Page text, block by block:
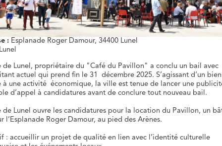
: Esplanade Roger Damour, 34400 Lunel
de Lunel, propriétaire du "Café du Pavillon" a conclu un bail avec
actuel qui prend fin le 31 décembre 2025. S’agissant d’un bien
à une activité économique, la ville est tenue de lancer une
d’appel à candidatures avant de conclure tout nouveau bail.
de Lunel ouvre les candidatures pour la location du Pavillon, un
l’Esplanade Roger Damour, au pied des Arènes.
: accueillir un projet de qualité en lien avec l’identité culturelle